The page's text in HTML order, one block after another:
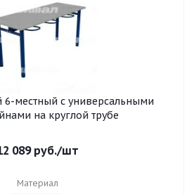
6-местный с универсальными
на круглой трубе
089руб./шт
Материал